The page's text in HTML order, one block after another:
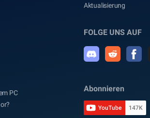
PC
Aktualisierung
FOLGE UNS AUF
Abonnieren
YouTube 147K